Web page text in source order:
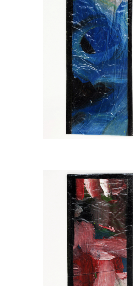
Entwürfe
Freie Arbeiten
Referenzen
Über
Kontakt
Adresse
Impressum